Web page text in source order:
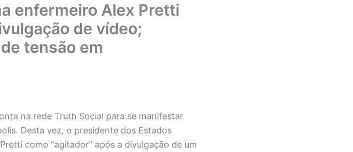
enfermeiro Alex Pretti
de vídeo;
tensão em
na rede Truth Social para se manifestar
Desta vez, o presidente dos Estados
como “agitador” após a divulgação de um